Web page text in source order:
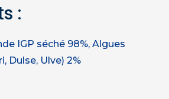
:
IGP séché 98%, Algues
Dulse, Ulve) 2%